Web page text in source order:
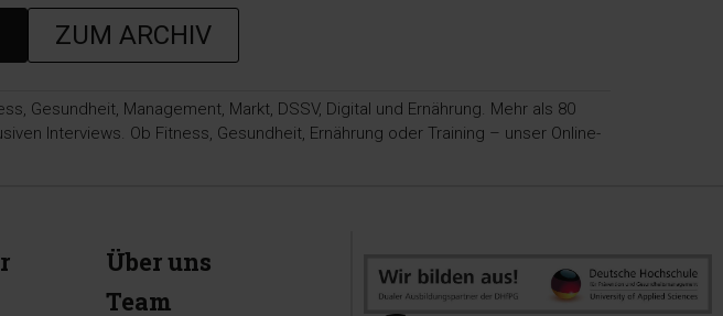
ZUM ARCHIV
Gesundheit, Management, Markt, DSSV, Digital und Ernährung. Mehr als 80
Interviews. Ob Fitness, Gesundheit, Ernährung oder Training – unser Online-
Über uns
Team